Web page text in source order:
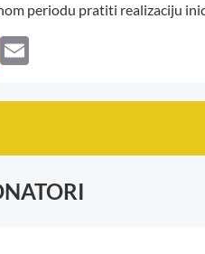
periodu pratiti realizaciju
LinkedIn